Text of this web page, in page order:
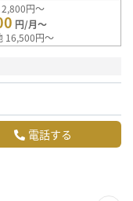
円～
円/月～
16,500円～
電話する